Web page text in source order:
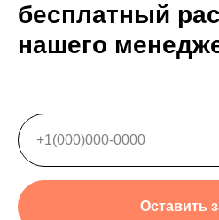
бесплатный
нашего
Оставить